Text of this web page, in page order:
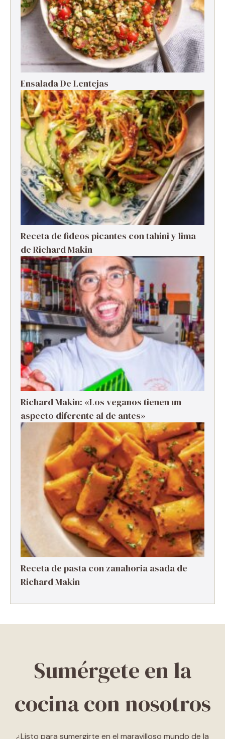
Ensalada De Lentejas
Receta de fideos picantes con tahini y lima
de Richard Makin
Richard Makin: «Los veganos tienen un
aspecto diferente al de antes»
Receta de pasta con zanahoria asada de
Richard Makin
Sumérgete en la
cocina con nosotros
¿Listo para sumergirte en el maravilloso mundo de la